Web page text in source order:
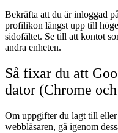
Bekräfta att du är inloggad
profilikon längst upp till
sidofältet. Se till att kontot
andra enheten.
Så fixar du att
dator (Chrome
Om uppgifter du lagt till
webbläsaren, gå igenom